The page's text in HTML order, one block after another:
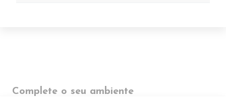
Complete o seu ambiente